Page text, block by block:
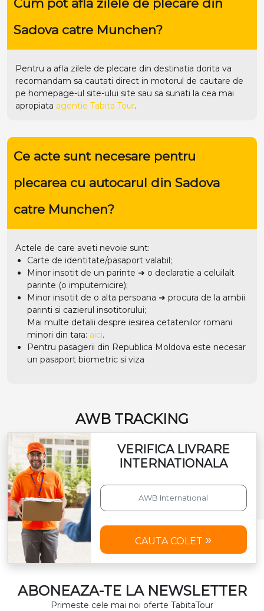
Cum pot afla zilele de plecare din
Sadova catre Munchen?
Pentru a afla zilele de plecare din destinatia dorita va
recomandam sa cautati direct in motorul de cautare de
pe homepage-ul site-ului site sau sa sunati la cea mai
apropiata agentie Tabita Tour.
Ce acte sunt necesare pentru
plecarea cu autocarul din Sadova
catre Munchen?
Actele de care aveti nevoie sunt:
Carte de identitate/pasaport valabil;
Minor insotit de un parinte ➜ o declaratie a celuilalt
parinte (o imputernicire);
Minor insotit de o alta persoana ➜ procura de la ambii
parinti si cazierul insotitorului;
Mai multe detalii despre iesirea cetatenilor romani
minori din tara: aici.
Pentru pasagerii din Republica Moldova este necesar
un pasaport biometric si viza
AWB TRACKING
VERIFICA LIVRARE
INTERNATIONALA
CAUTA COLET
ABONEAZA-TE LA NEWSLETTER
Primeste cele mai noi oferte TabitaTour